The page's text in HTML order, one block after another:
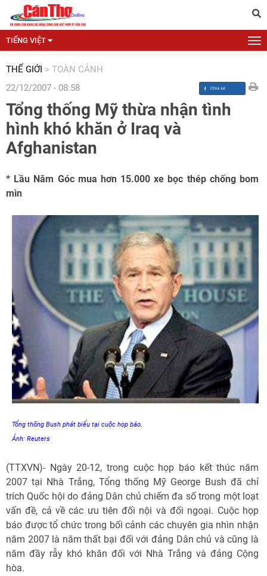
TIẾNG VIỆT
THẾ GIỚI > TOÀN CẢNH
22/12/2007 - 08:58
Tổng thống Mỹ thừa nhận tình
hình khó khăn ở Iraq và
Afghanistan
* Lầu Năm Góc mua hơn 15.000 xe bọc thép chống bom
mìn
Tổng thống Bush phát biểu tại cuộc họp báo.
Ảnh: Reuters
(TTXVN)- Ngày 20-12, trong cuộc họp báo kết thúc năm
2007 tại Nhà Trắng, Tổng thống Mỹ George Bush đã chỉ
trích Quốc hội do đảng Dân chủ chiếm đa số trong một loạt
vấn đề, cả về các ưu tiên đối nội và đối ngoại. Cuộc họp
báo được tổ chức trong bối cảnh các chuyên gia nhìn nhận
năm 2007 là năm thất bại đối với đảng Dân chủ và cũng là
năm đầy rẫy khó khăn đối với Nhà Trắng và đảng Cộng
hòa.